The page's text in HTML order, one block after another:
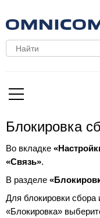
Блокировка
Во вкладке
«Связь».
В разделе
Для блокировки
«Блокировка»